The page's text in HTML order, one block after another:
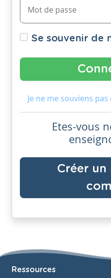
Se souvenir de
Je ne me souviens
Etes-vous
Créer un
Ressources